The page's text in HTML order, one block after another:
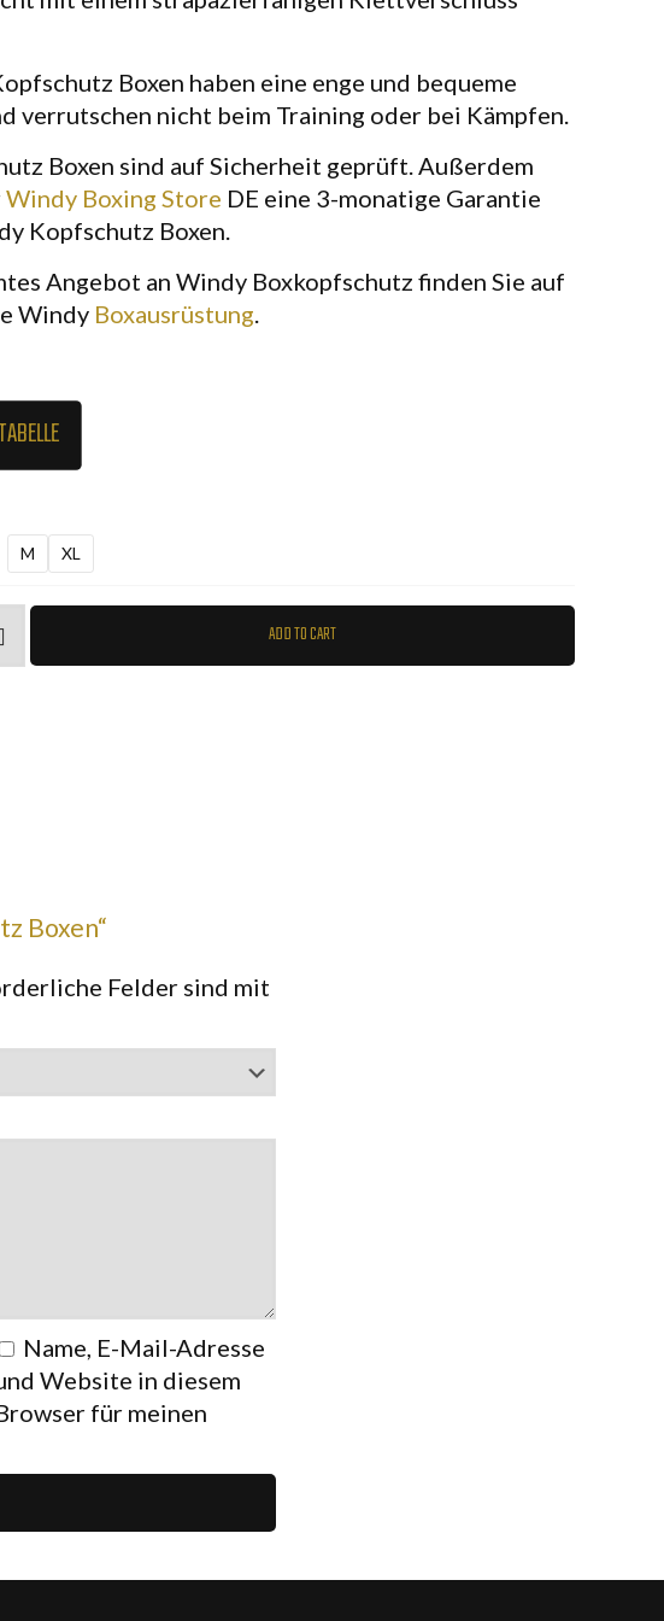
Boxen haben eine enge und bequeme
verrutschen nicht beim Training oder bei Kämpfen.
Boxen sind auf Sicherheit geprüft. Außerdem
Windy Boxing Store DE eine 3-monatige Garantie
Kopfschutz Boxen.
Angebot an Windy Boxkopfschutz finden Sie auf
Windy Boxausrüstung.
M XL
ADD TO CART
Boxen“
Felder sind mit
Name, E-Mail-Adresse
Website in diesem
für meinen